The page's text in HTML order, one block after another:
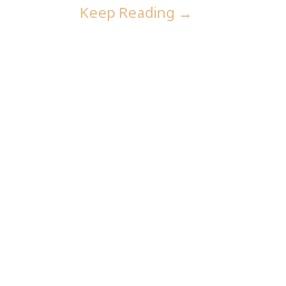
Keep Reading →